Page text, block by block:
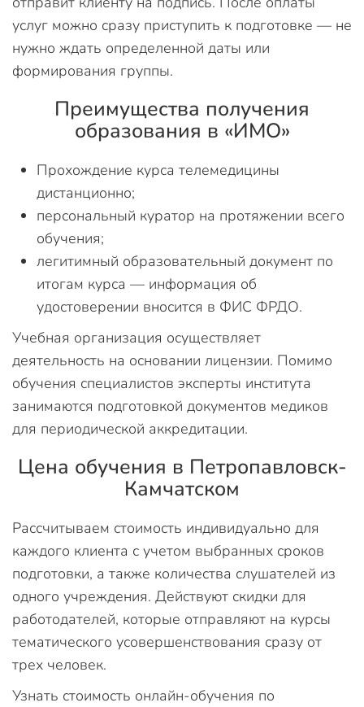
услуг можно сразу приступить к подготовке — не
нужно ждать определенной даты или
формирования группы.
Преимущества получения
образования в «ИМО»
Прохождение курса телемедицины
дистанционно;
персональный куратор на протяжении всего
обучения;
легитимный образовательный документ по
итогам курса — информация об
удостоверении вносится в ФИС ФРДО.
Учебная организация осуществляет
деятельность на основании лицензии. Помимо
обучения специалистов эксперты института
занимаются подготовкой документов медиков
для периодической аккредитации.
Цена обучения в Петропавловск-
Камчатском
Рассчитываем стоимость индивидуально для
каждого клиента с учетом выбранных сроков
подготовки, а также количества слушателей из
одного учреждения. Действуют скидки для
работодателей, которые отправляют на курсы
тематического усовершенствования сразу от
трех человек.
Узнать стоимость онлайн-обучения по